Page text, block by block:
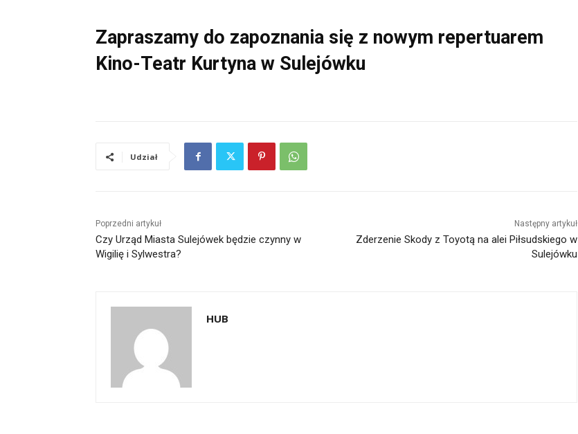
Zapraszamy do zapoznania się z nowym repertuarem
Kino-Teatr Kurtyna w Sulejówku
Udział
Poprzedni artykuł
Czy Urząd Miasta Sulejówek będzie czynny w
Wigilię i Sylwestra?
Następny artykuł
Zderzenie Skody z Toyotą na alei Piłsudskiego w
Sulejówku
HUB